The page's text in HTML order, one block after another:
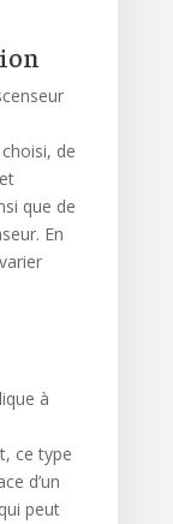
de
que de
En
à
ce type
d’un
peut